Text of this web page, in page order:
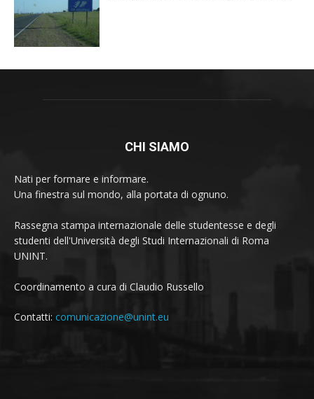
CHI SIAMO
Nati per formare e informare.
Una finestra sul mondo, alla portata di ognuno.
Rassegna stampa internazionale delle studentesse e degli
studenti dell'Università degli Studi Internazionali di Roma
UNINT.
Coordinamento a cura di Claudio Russello
Contatti: comunicazione@unint.eu